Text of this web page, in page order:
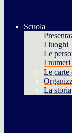
Scuola
I luoghi
Le
I numeri
Le carte
La storia